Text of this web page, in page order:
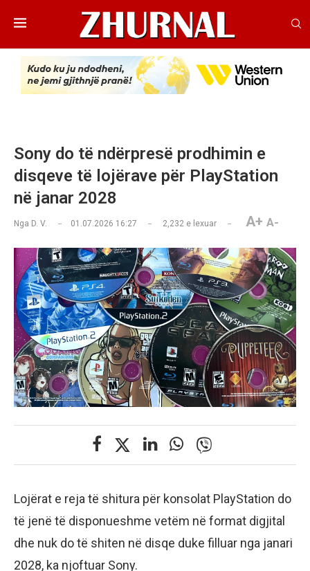
Sony do të ndërpresë prodhimin e
disqeve të lojërave për PlayStation
në janar 2028
Nga D. V. 01.07.2026 16:27 2,232 e lexuar A+ A-
Lojërat e reja të shitura për konsolat PlayStation do
të jenë të disponueshme vetëm në format digjital
dhe nuk do të shiten në disqe duke filluar nga janari
2028, ka njoftuar Sony.